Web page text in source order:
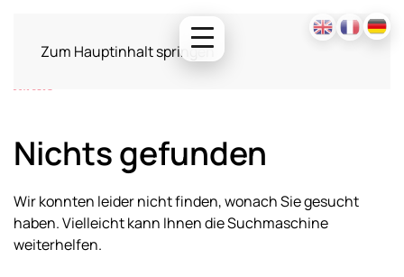
Zum Hauptinhalt springen
Nichts gefunden
Wir konnten leider nicht finden, wonach Sie gesucht
haben. Vielleicht kann Ihnen die Suchmaschine
weiterhelfen.